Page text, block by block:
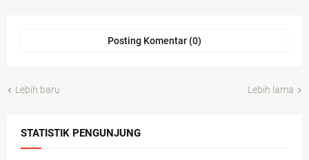
Posting Komentar (0)
Lebih baru Lebih lama
STATISTIK PENGUNJUNG